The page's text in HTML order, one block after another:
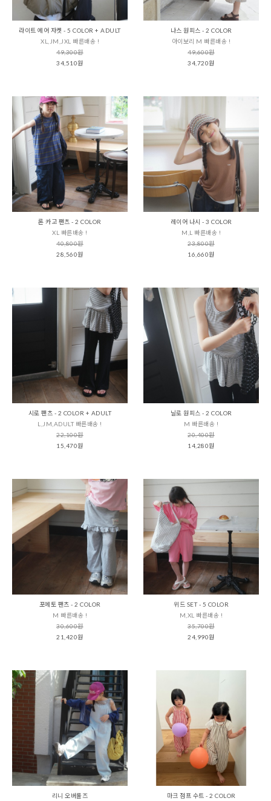
라이트 에어 자켓 - 5 COLOR + ADULT
XL,JM,JXL 빠른배송 !
49,300원
34,510원
나스 원피스 - 2 COLOR
아이보리 M 빠른배송 !
49,600원
34,720원
론 카고 팬츠 - 2 COLOR
XL 빠른배송 !
40,800원
28,560원
레이어 나시 - 3 COLOR
M,L 빠른배송 !
23,800원
16,660원
시로 팬츠 - 2 COLOR + ADULT
L,JM,ADULT 빠른배송 !
22,100원
15,470원
닐로 원피스 - 2 COLOR
M 빠른배송 !
20,400원
14,280원
포에토 팬츠 - 2 COLOR
M 빠른배송 !
30,600원
21,420원
위드 SET - 5 COLOR
M,XL 빠른배송 !
35,700원
24,990원
리니 오버롤즈
마크 점프 수트 - 2 COLOR